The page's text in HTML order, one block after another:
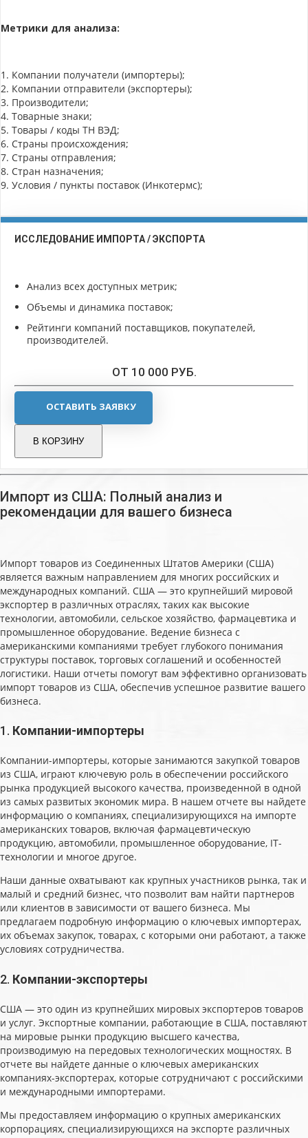
Метрики для анализа:
1. Компании получатели (импортеры);
2. Компании отправители (экспортеры);
3. Производители;
4. Товарные знаки;
5. Товары / коды ТН ВЭД;
6. Страны происхождения;
7. Страны отправления;
8. Стран назначения;
9. Условия / пункты поставок (Инкотермс);
ИССЛЕДОВАНИЕ ИМПОРТА / ЭКСПОРТА
Анализ всех доступных метрик;
Объемы и динамика поставок;
Рейтинги компаний поставщиков, покупателей,
производителей.
ОТ 10 000 РУБ.
ОСТАВИТЬ ЗАЯВКУ
В КОРЗИНУ
Импорт из США: Полный анализ и
рекомендации для вашего бизнеса
Импорт товаров из Соединенных Штатов Америки (США)
является важным направлением для многих российских и
международных компаний. США — это крупнейший мировой
экспортер в различных отраслях, таких как высокие
технологии, автомобили, сельское хозяйство, фармацевтика и
промышленное оборудование. Ведение бизнеса с
американскими компаниями требует глубокого понимания
структуры поставок, торговых соглашений и особенностей
логистики. Наши отчеты помогут вам эффективно организовать
импорт товаров из США, обеспечив успешное развитие вашего
бизнеса.
1. Компании-импортеры
Компании-импортеры, которые занимаются закупкой товаров
из США, играют ключевую роль в обеспечении российского
рынка продукцией высокого качества, произведенной в одной
из самых развитых экономик мира. В нашем отчете вы найдете
информацию о компаниях, специализирующихся на импорте
американских товаров, включая фармацевтическую
продукцию, автомобили, промышленное оборудование, IT-
технологии и многое другое.
Наши данные охватывают как крупных участников рынка, так и
малый и средний бизнес, что позволит вам найти партнеров
или клиентов в зависимости от вашего бизнеса. Мы
предлагаем подробную информацию о ключевых импортерах,
их объемах закупок, товарах, с которыми они работают, а также
условиях сотрудничества.
2. Компании-экспортеры
США — это один из крупнейших мировых экспортеров товаров
и услуг. Экспортные компании, работающие в США, поставляют
на мировые рынки продукцию высшего качества,
производимую на передовых технологических мощностях. В
отчете вы найдете данные о ключевых американских
компаниях-экспортерах, которые сотрудничают с российскими
и международными импортерами.
Мы предоставляем информацию о крупных американских
корпорациях, специализирующихся на экспорте различных